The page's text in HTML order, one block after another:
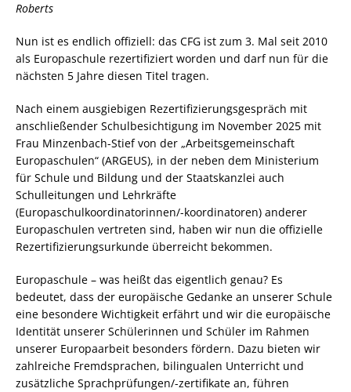
Roberts
Nun ist es endlich offiziell: das CFG ist zum 3. Mal seit 2010
als Europaschule rezertifiziert worden und darf nun für die
nächsten 5 Jahre diesen Titel tragen.
Nach einem ausgiebigen Rezertifizierungsgespräch mit
anschließender Schulbesichtigung im November 2025 mit
Frau Minzenbach-Stief von der „Arbeitsgemeinschaft
Europaschulen“ (ARGEUS), in der neben dem Ministerium
für Schule und Bildung und der Staatskanzlei auch
Schulleitungen und Lehrkräfte
(Europaschulkoordinatorinnen/-koordinatoren) anderer
Europaschulen vertreten sind, haben wir nun die offizielle
Rezertifizierungsurkunde überreicht bekommen.
Europaschule – was heißt das eigentlich genau? Es
bedeutet, dass der europäische Gedanke an unserer Schule
eine besondere Wichtigkeit erfährt und wir die europäische
Identität unserer Schülerinnen und Schüler im Rahmen
unserer Europaarbeit besonders fördern. Dazu bieten wir
zahlreiche Fremdsprachen, bilingualen Unterricht und
zusätzliche Sprachprüfungen/-zertifikate an, führen